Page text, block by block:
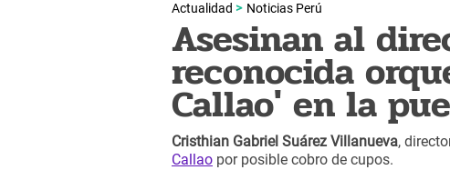
Actualidad Noticias Perú
Asesinan al
reconocida
Callao' en la
Cristhian Gabriel Suárez Villanueva,
Callao por posible cobro de cupos.